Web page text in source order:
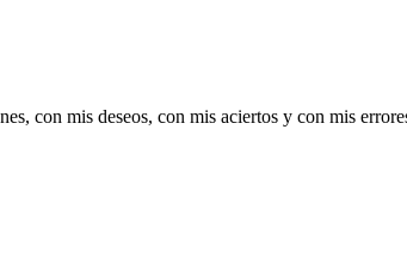
con mis deseos, con mis aciertos y con mis